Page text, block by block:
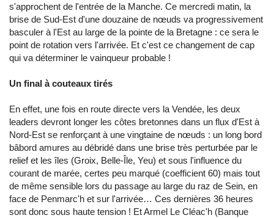
s'approchent de l'entrée de la Manche. Ce mercredi matin, la
brise de Sud-Est d'une douzaine de nœuds va progressivement
basculer à l'Est au large de la pointe de la Bretagne : ce sera le
point de rotation vers l'arrivée. Et c'est ce changement de cap
qui va déterminer le vainqueur probable !
Un final à couteaux tirés
En effet, une fois en route directe vers la Vendée, les deux
leaders devront longer les côtes bretonnes dans un flux d'Est à
Nord-Est se renforçant à une vingtaine de nœuds : un long bord
bâbord amures au débridé dans une brise très perturbée par le
relief et les îles (Groix, Belle-Île, Yeu) et sous l'influence du
courant de marée, certes peu marqué (coefficient 60) mais tout
de même sensible lors du passage au large du raz de Sein, en
face de Penmarc'h et sur l'arrivée… Ces dernières 36 heures
sont donc sous haute tension ! Et Armel Le Cléac'h (Banque